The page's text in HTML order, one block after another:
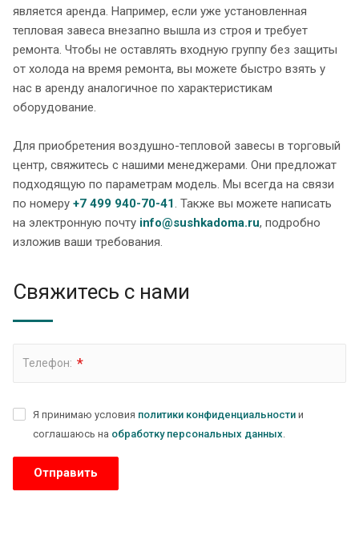
является аренда. Например, если уже установленная
тепловая завеса внезапно вышла из строя и требует
ремонта. Чтобы не оставлять входную группу без защиты
от холода на время ремонта, вы можете быстро взять у
нас в аренду аналогичное по характеристикам
оборудование.
Для приобретения воздушно-тепловой завесы в торговый
центр, свяжитесь с нашими менеджерами. Они предложат
подходящую по параметрам модель. Мы всегда на связи
по номеру +7 499 940-70-41. Также вы можете написать
на электронную почту info@sushkadoma.ru, подробно
изложив ваши требования.
Свяжитесь с нами
Телефон: *
Я принимаю условия политики конфиденциальности и
соглашаюсь на обработку персональных данных